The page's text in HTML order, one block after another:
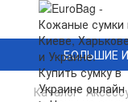
БОЛЬШИЕ
Каталог